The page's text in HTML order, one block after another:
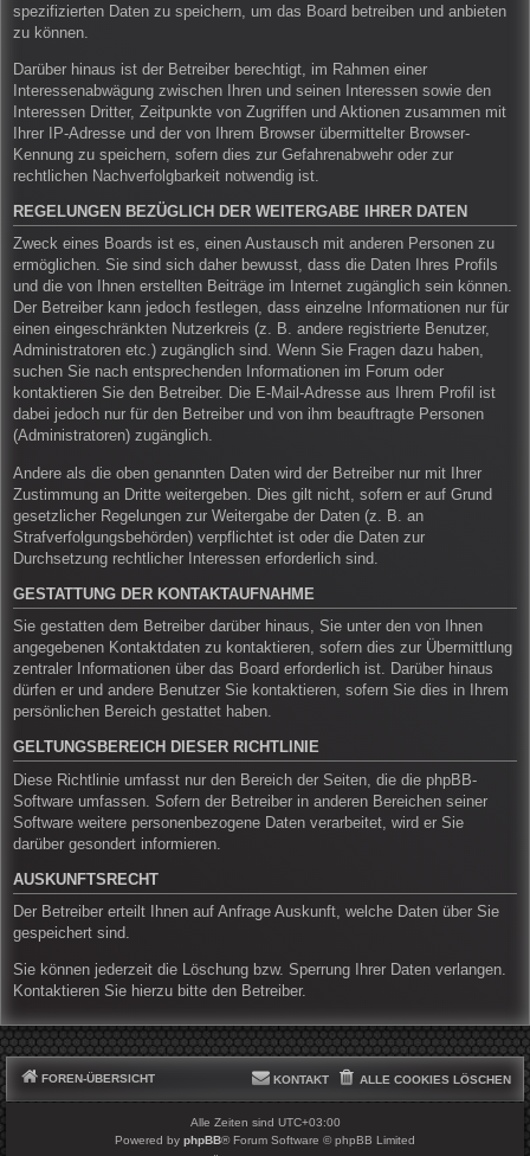
spezifizierten Daten zu speichern, um das Board betreiben und anbieten
zu können.
Darüber hinaus ist der Betreiber berechtigt, im Rahmen einer
Interessenabwägung zwischen Ihren und seinen Interessen sowie den
Interessen Dritter, Zeitpunkte von Zugriffen und Aktionen zusammen mit
Ihrer IP-Adresse und der von Ihrem Browser übermittelter Browser-
Kennung zu speichern, sofern dies zur Gefahrenabwehr oder zur
rechtlichen Nachverfolgbarkeit notwendig ist.
REGELUNGEN BEZÜGLICH DER WEITERGABE IHRER DATEN
Zweck eines Boards ist es, einen Austausch mit anderen Personen zu
ermöglichen. Sie sind sich daher bewusst, dass die Daten Ihres Profils
und die von Ihnen erstellten Beiträge im Internet zugänglich sein können.
Der Betreiber kann jedoch festlegen, dass einzelne Informationen nur für
einen eingeschränkten Nutzerkreis (z. B. andere registrierte Benutzer,
Administratoren etc.) zugänglich sind. Wenn Sie Fragen dazu haben,
suchen Sie nach entsprechenden Informationen im Forum oder
kontaktieren Sie den Betreiber. Die E-Mail-Adresse aus Ihrem Profil ist
dabei jedoch nur für den Betreiber und von ihm beauftragte Personen
(Administratoren) zugänglich.
Andere als die oben genannten Daten wird der Betreiber nur mit Ihrer
Zustimmung an Dritte weitergeben. Dies gilt nicht, sofern er auf Grund
gesetzlicher Regelungen zur Weitergabe der Daten (z. B. an
Strafverfolgungsbehörden) verpflichtet ist oder die Daten zur
Durchsetzung rechtlicher Interessen erforderlich sind.
GESTATTUNG DER KONTAKTAUFNAHME
Sie gestatten dem Betreiber darüber hinaus, Sie unter den von Ihnen
angegebenen Kontaktdaten zu kontaktieren, sofern dies zur Übermittlung
zentraler Informationen über das Board erforderlich ist. Darüber hinaus
dürfen er und andere Benutzer Sie kontaktieren, sofern Sie dies in Ihrem
persönlichen Bereich gestattet haben.
GELTUNGSBEREICH DIESER RICHTLINIE
Diese Richtlinie umfasst nur den Bereich der Seiten, die die phpBB-
Software umfassen. Sofern der Betreiber in anderen Bereichen seiner
Software weitere personenbezogene Daten verarbeitet, wird er Sie
darüber gesondert informieren.
AUSKUNFTSRECHT
Der Betreiber erteilt Ihnen auf Anfrage Auskunft, welche Daten über Sie
gespeichert sind.
Sie können jederzeit die Löschung bzw. Sperrung Ihrer Daten verlangen.
Kontaktieren Sie hierzu bitte den Betreiber.
FOREN-ÜBERSICHT ALLE COOKIES LÖSCHEN
KONTAKT
Alle Zeiten sind UTC+03:00
Powered by phpBB® Forum Software © phpBB Limited